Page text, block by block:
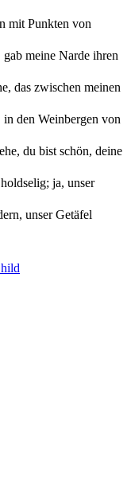
mit Punkten von
meine Narde ihren
das zwischen meinen
den Weinbergen von
du bist schön, deine
ja, unser
unser Getäfel